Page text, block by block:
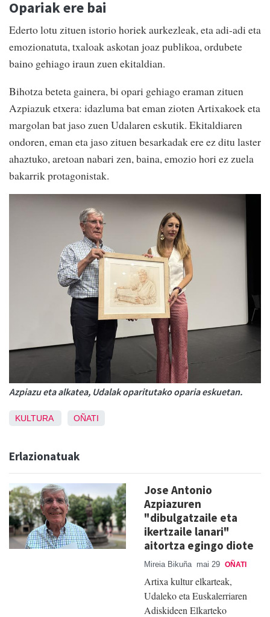
Opariak ere bai
Ederto lotu zituen istorio horiek aurkezleak, eta adi-adi eta
emozionatuta, txaloak askotan joaz publikoa, ordubete
baino gehiago iraun zuen ekitaldian.
Bihotza beteta gainera, bi opari gehiago eraman zituen
Azpiazuk etxera: idazluma bat eman zioten Artixakoek eta
margolan bat jaso zuen Udalaren eskutik. Ekitaldiaren
ondoren, eman eta jaso zituen besarkadak ere ez ditu laster
ahaztuko, aretoan nabari zen, baina, emozio hori ez zuela
bakarrik protagonistak.
Azpiazu eta alkatea, Udalak oparitutako oparia eskuetan.
KULTURA OÑATI
Erlazionatuak
Jose Antonio
Azpiazuren
"dibulgatzaile eta
ikertzaile lanari"
aitortza egingo diote
Mireia Bikuña mai 29 OÑATI
Artixa kultur elkarteak,
Udaleko eta Euskalerriaren
Adiskideen Elkarteko